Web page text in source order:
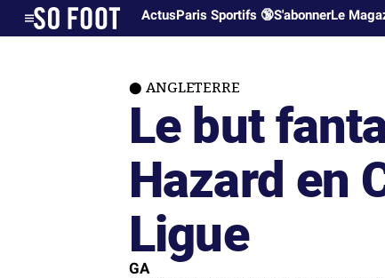
ActusParis Sportifs 🔞S'abonnerLe
ANGLETERRE
Le but
Hazard en
Ligue
GA